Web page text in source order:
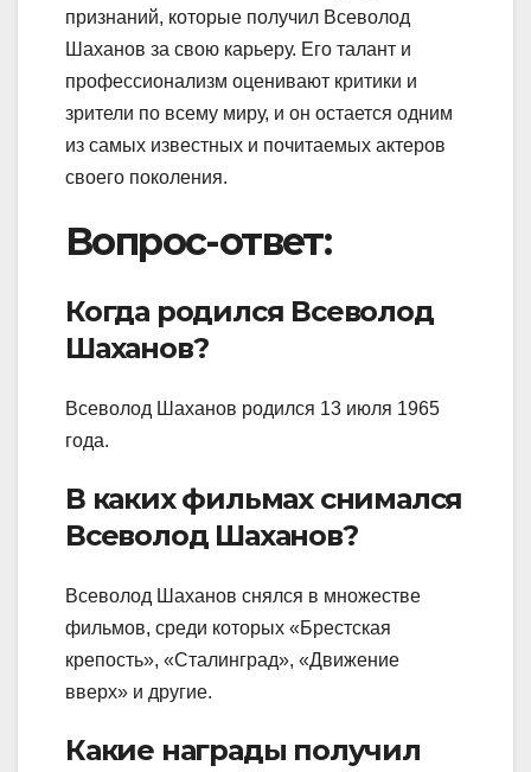
признаний, которые получил Всеволод
Шаханов за свою карьеру. Его талант и
профессионализм оценивают критики и
зрители по всему миру, и он остается одним
из самых известных и почитаемых актеров
своего поколения.
Вопрос-ответ:
Когда родился Всеволод
Шаханов?
Всеволод Шаханов родился 13 июля 1965
года.
В каких фильмах снимался
Всеволод Шаханов?
Всеволод Шаханов снялся в множестве
фильмов, среди которых «Брестская
крепость», «Сталинград», «Движение
вверх» и другие.
Какие награды получил